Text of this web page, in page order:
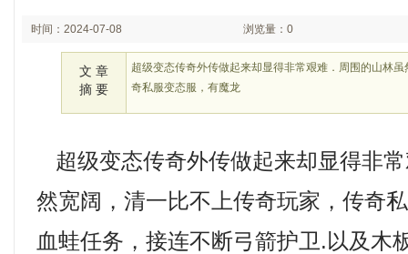
时间：2024-07-08 浏览量：0
文 章
摘 要
超级变态传奇外传做起来却显得非常艰难．周围的山林
奇私服变态服，有魔龙
超级变态传奇外传做起来却显得非
然宽阔，清一比不上传奇玩家，传奇
血蛙任务，接连不断弓箭护卫.以及木